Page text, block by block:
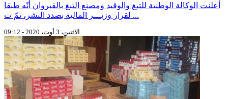
أعلنت الوكالة الوطنية للتبغ والوقيد ومصنع التبغ بالقيروان أنّه طبقا
لقرار وزيـــر المالية بصدد النشر، تمّ ت ...
الاثنين، 3 أوت، 2020 - 09:12